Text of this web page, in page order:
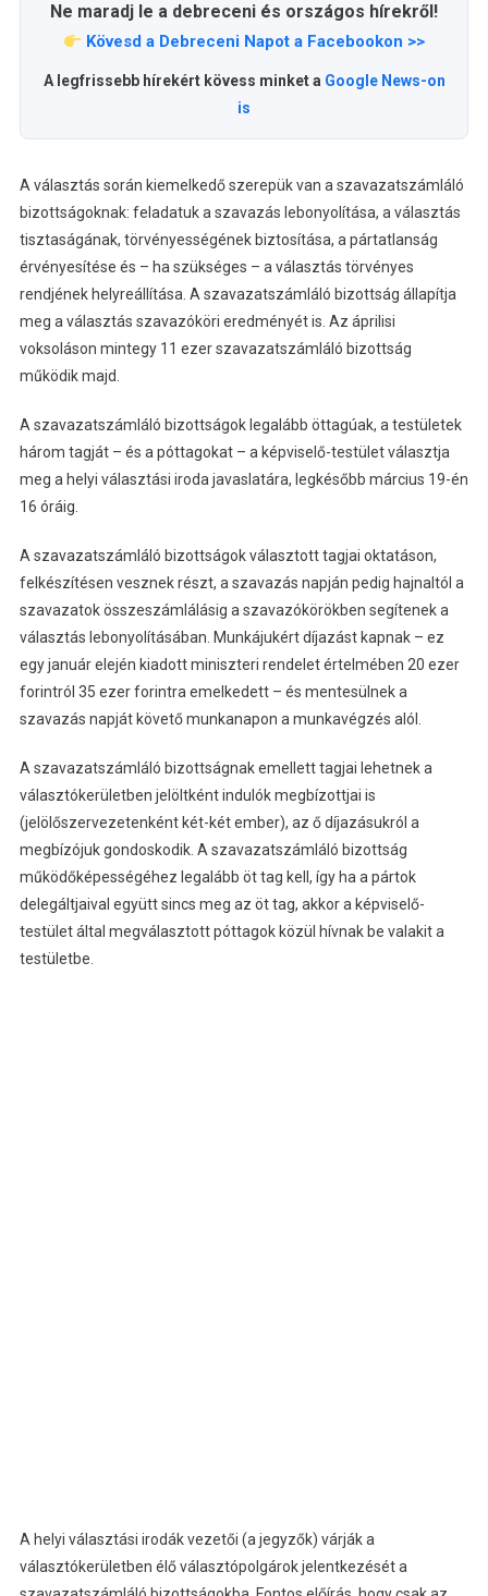
Ne maradj le a debreceni és országos hírekről!
Kövesd a Debreceni Napot a Facebookon >>
A legfrissebb hírekért kövess minket a Google News-on
is
A választás során kiemelkedő szerepük van a szavazatszámláló
bizottságoknak: feladatuk a szavazás lebonyolítása, a választás
tisztaságának, törvényességének biztosítása, a pártatlanság
érvényesítése és – ha szükséges – a választás törvényes
rendjének helyreállítása. A szavazatszámláló bizottság állapítja
meg a választás szavazóköri eredményét is. Az áprilisi
voksoláson mintegy 11 ezer szavazatszámláló bizottság
működik majd.
A szavazatszámláló bizottságok legalább öttagúak, a testületek
három tagját – és a póttagokat – a képviselő-testület választja
meg a helyi választási iroda javaslatára, legkésőbb március 19-én
16 óráig.
A szavazatszámláló bizottságok választott tagjai oktatáson,
felkészítésen vesznek részt, a szavazás napján pedig hajnaltól a
szavazatok összeszámlálásig a szavazókörökben segítenek a
választás lebonyolításában. Munkájukért díjazást kapnak – ez
egy január elején kiadott miniszteri rendelet értelmében 20 ezer
forintról 35 ezer forintra emelkedett – és mentesülnek a
szavazás napját követő munkanapon a munkavégzés alól.
A szavazatszámláló bizottságnak emellett tagjai lehetnek a
választókerületben jelöltként indulók megbízottjai is
(jelölőszervezetenként két-két ember), az ő díjazásukról a
megbízójuk gondoskodik. A szavazatszámláló bizottság
működőképességéhez legalább öt tag kell, így ha a pártok
delegáltjaival együtt sincs meg az öt tag, akkor a képviselő-
testület által megválasztott póttagok közül hívnak be valakit a
testületbe.
A helyi választási irodák vezetői (a jegyzők) várják a
választókerületben élő választópolgárok jelentkezését a